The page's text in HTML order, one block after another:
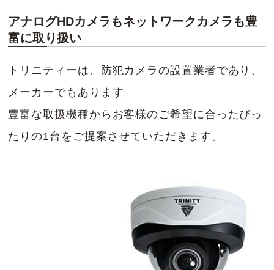
アナログHDカメラもネットワークカメラも豊
富に取り扱い
トリニティーは、防犯カメラの設置業者であり、
メーカーでもあります。
豊富な取扱機種からお客様のご希望に合ったぴっ
たりの1台をご提案させていただきます。